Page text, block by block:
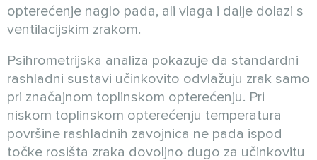
opterećenje naglo pada, ali vlaga i dalje dolazi s
ventilacijskim zrakom.
Psihrometrijska analiza pokazuje da standardni
rashladni sustavi učinkovito odvlažuju zrak samo
pri značajnom toplinskom opterećenju. Pri
niskom toplinskom opterećenju temperatura
površine rashladnih zavojnica ne pada ispod
točke rosišta zraka dovoljno dugo za učinkovitu